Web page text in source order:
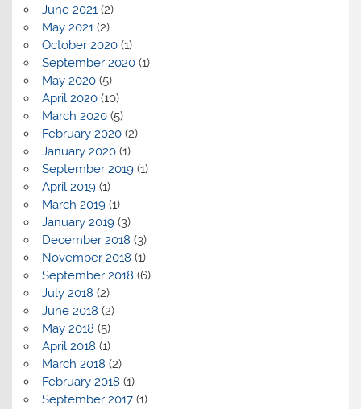
June 2021(2)
May 2021(2)
October 2020(1)
September 2020(1)
May 2020(5)
April 2020(10)
March 2020(5)
February 2020(2)
January 2020(1)
September 2019(1)
April 2019(1)
March 2019(1)
January 2019(3)
December 2018 (3)
November 2018 (1)
September 2018 (6)
July 2018 (2)
June 2018 (2)
May 2018 (5)
April 2018 (1)
March 2018 (2)
February 2018 (1)
September 2017(1)